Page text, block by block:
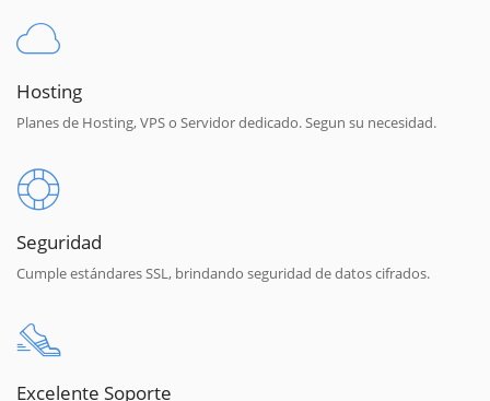
Hosting
Planes de Hosting, VPS o Servidor dedicado. Segun su necesidad.
Seguridad
Cumple estándares SSL, brindando seguridad de datos cifrados.
Excelente Soporte